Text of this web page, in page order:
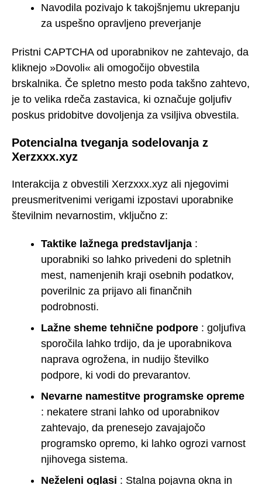
Navodila pozivajo k takojšnjemu ukrepanju
za uspešno opravljeno preverjanje
Pristni CAPTCHA od uporabnikov ne zahtevajo, da
kliknejo »Dovoli« ali omogočijo obvestila
brskalnika. Če spletno mesto poda takšno zahtevo,
je to velika rdeča zastavica, ki označuje goljufiv
poskus pridobitve dovoljenja za vsiljiva obvestila.
Potencialna tveganja sodelovanja z
Xerzxxx.xyz
Interakcija z obvestili Xerzxxx.xyz ali njegovimi
preusmeritvenimi verigami izpostavi uporabnike
številnim nevarnostim, vključno z:
Taktike lažnega predstavljanja :
uporabniki so lahko privedeni do spletnih
mest, namenjenih kraji osebnih podatkov,
poverilnic za prijavo ali finančnih
podrobnosti.
Lažne sheme tehnične podpore : goljufiva
sporočila lahko trdijo, da je uporabnikova
naprava ogrožena, in nudijo številko
podpore, ki vodi do prevarantov.
Nevarne namestitve programske opreme
: nekatere strani lahko od uporabnikov
zahtevajo, da prenesejo zavajajočo
programsko opremo, ki lahko ogrozi varnost
njihovega sistema.
Neželeni oglasi : Stalna pojavna okna in